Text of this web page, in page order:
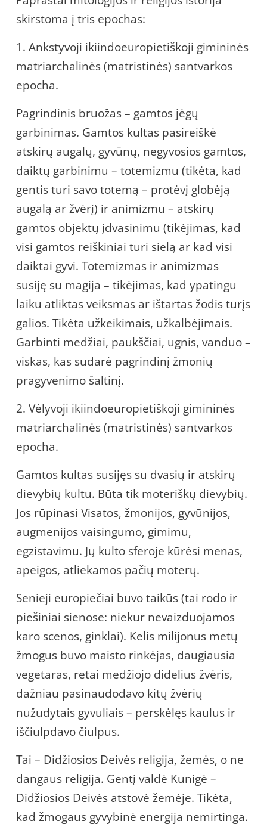
skirstoma į tris epochas:
1. Ankstyvoji ikiindoeuropietiškoji gimininės
matriarchalinės (matristinės) santvarkos
epocha.
Pagrindinis bruožas – gamtos jėgų
garbinimas. Gamtos kultas pasireiškė
atskirų augalų, gyvūnų, negyvosios gamtos,
daiktų garbinimu – totemizmu (tikėta, kad
gentis turi savo totemą – protėvį globėją
augalą ar žvėrį) ir animizmu – atskirų
gamtos objektų įdvasinimu (tikėjimas, kad
visi gamtos reiškiniai turi sielą ar kad visi
daiktai gyvi. Totemizmas ir animizmas
susiję su magija – tikėjimas, kad ypatingu
laiku atliktas veiksmas ar ištartas žodis turįs
galios. Tikėta užkeikimais, užkalbėjimais.
Garbinti medžiai, paukščiai, ugnis, vanduo –
viskas, kas sudarė pagrindinį žmonių
pragyvenimo šaltinį.
2. Vėlyvoji ikiindoeuropietiškoji gimininės
matriarchalinės (matristinės) santvarkos
epocha.
Gamtos kultas susijęs su dvasių ir atskirų
dievybių kultu. Būta tik moteriškų dievybių.
Jos rūpinasi Visatos, žmonijos, gyvūnijos,
augmenijos vaisingumo, gimimu,
egzistavimu. Jų kulto sferoje kūrėsi menas,
apeigos, atliekamos pačių moterų.
Senieji europiečiai buvo taikūs (tai rodo ir
piešiniai sienose: niekur nevaizduojamos
karo scenos, ginklai). Kelis milijonus metų
žmogus buvo maisto rinkėjas, daugiausia
vegetaras, retai medžiojo didelius žvėris,
dažniau pasinaudodavo kitų žvėrių
nužudytais gyvuliais – perskėlęs kaulus ir
iščiulpdavo čiulpus.
Tai – Didžiosios Deivės religija, žemės, o ne
dangaus religija. Gentį valdė Kunigė –
Didžiosios Deivės atstovė žemėje. Tikėta,
kad žmogaus gyvybinė energija nemirtinga.